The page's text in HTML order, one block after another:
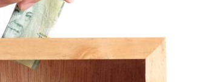
Wakaf
Wakaf